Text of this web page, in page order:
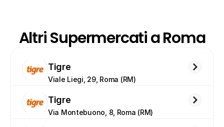
Altri Supermercati a Roma
Tigre
Viale Liegi, 29, Roma (RM)
Tigre
Via Montebuono, 8, Roma (RM)